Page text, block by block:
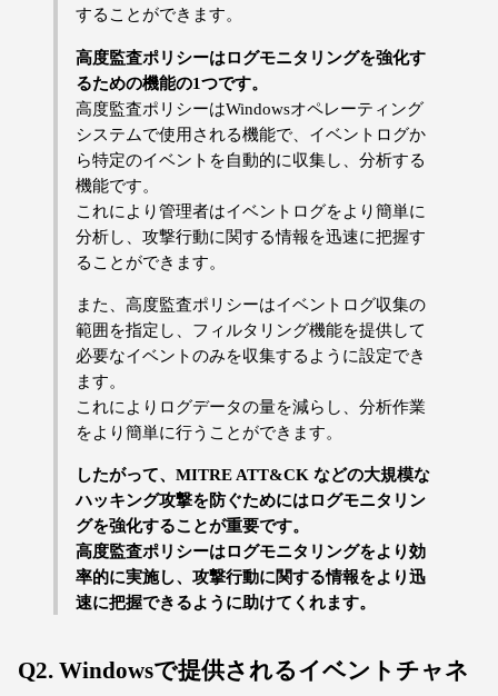
することができます。
高度監査ポリシーはログモニタリングを強化す
るための機能の1つです。
高度監査ポリシーはWindowsオペレーティング
システムで使用される機能で、イベントログか
ら特定のイベントを自動的に収集し、分析する
機能です。
これにより管理者はイベントログをより簡単に
分析し、攻撃行動に関する情報を迅速に把握す
ることができます。
また、高度監査ポリシーはイベントログ収集の
範囲を指定し、フィルタリング機能を提供して
必要なイベントのみを収集するように設定でき
ます。
これによりログデータの量を減らし、分析作業
をより簡単に行うことができます。
したがって、MITRE ATT&CK などの大規模な
ハッキング攻撃を防ぐためにはログモニタリン
グを強化することが重要です。
高度監査ポリシーはログモニタリングをより効
率的に実施し、攻撃行動に関する情報をより迅
速に把握できるように助けてくれます。
Q2. Windowsで提供されるイベントチャネ